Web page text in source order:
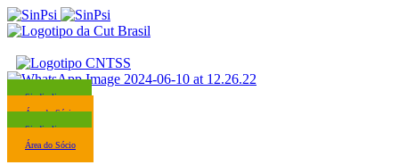
Sindicalize-se
Área do Sócio
Sindicalize-se
Área do Sócio